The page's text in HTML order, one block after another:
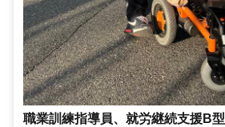
職業訓練指導員、就労継続支援B型